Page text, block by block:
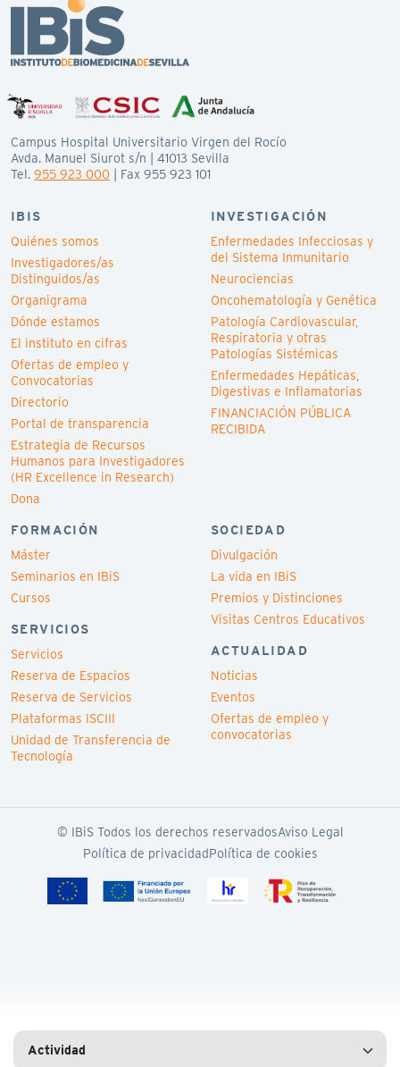
Campus Hospital Universitario Virgen del Rocío
Avda. Manuel Siurot s/n | 41013 Sevilla
Tel. 955 923 000 | Fax 955 923 101
IBIS
Quiénes somos
Investigadores/as
Distinguidos/as
Organigrama
Dónde estamos
El instituto en cifras
Ofertas de empleo y
Convocatorias
Directorio
Portal de transparencia
Estrategia de Recursos
Humanos para Investigadores
(HR Excellence in Research)
Dona
INVESTIGACIÓN
Enfermedades Infecciosas y
del Sistema Inmunitario
Neurociencias
Oncohematología y Genética
Patología Cardiovascular,
Respiratoria y otras
Patologías Sistémicas
Enfermedades Hepáticas,
Digestivas e Inflamatorias
FINANCIACIÓN PÚBLICA
RECIBIDA
FORMACIÓN
Máster
Seminarios en IBiS
Cursos
SERVICIOS
Servicios
Reserva de Espacios
Reserva de Servicios
Plataformas ISCIII
Unidad de Transferencia de
Tecnología
SOCIEDAD
Divulgación
La vida en IBiS
Premios y Distinciones
Visitas Centros Educativos
ACTUALIDAD
Noticias
Eventos
Ofertas de empleo y
convocatorias
© IBiS Todos los derechos reservadosAviso Legal
Política de privacidadPolítica de cookies